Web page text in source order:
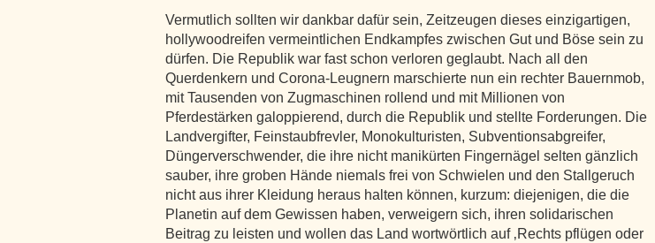
Vermutlich sollten wir dankbar dafür sein, Zeitzeugen dieses einzigartigen,
hollywoodreifen vermeintlichen Endkampfes zwischen Gut und Böse sein zu
dürfen. Die Republik war fast schon verloren geglaubt. Nach all den
Querdenkern und Corona-Leugnern marschierte nun ein rechter Bauernmob,
mit Tausenden von Zugmaschinen rollend und mit Millionen von
Pferdestärken galoppierend, durch die Republik und stellte Forderungen. Die
Landvergifter, Feinstaubfrevler, Monokulturisten, Subventionsabgreifer,
Düngerverschwender, die ihre nicht manikürten Fingernägel selten gänzlich
sauber, ihre groben Hände niemals frei von Schwielen und den Stallgeruch
nicht aus ihrer Kleidung heraus halten können, kurzum: diejenigen, die die
Planetin auf dem Gewissen haben, verweigern sich, ihren solidarischen
Beitrag zu leisten und wollen das Land wortwörtlich auf ‚Rechts pflügen oder